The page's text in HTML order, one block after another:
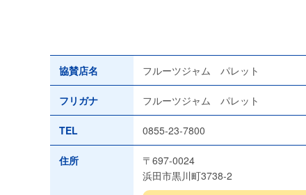
協賛店名 フルーツジャム パレット
フリガナ フルーツジャム パレット
TEL 0855-23-7800
住所
〒697-0024
浜田市黒川町3738-2